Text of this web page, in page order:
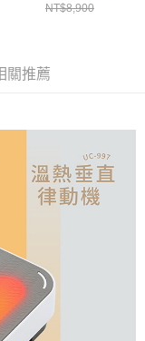
並採取法律行動。
NT$8,900
關推薦